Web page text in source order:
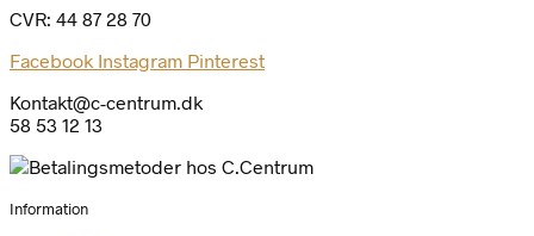
CVR: 44 87 28 70
Facebook Instagram Pinterest
Kontakt@c-centrum.dk
58 53 12 13
Information